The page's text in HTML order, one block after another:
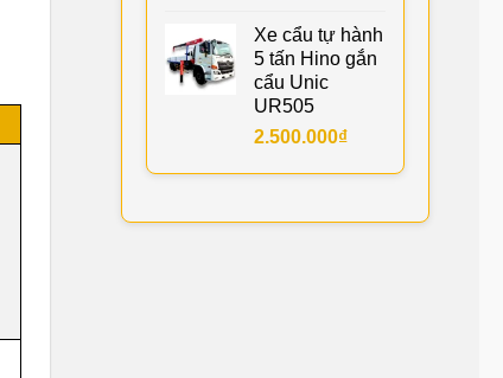
Xe cẩu tự hành
5 tấn Hino gắn
cẩu Unic
UR505
2.500.000₫